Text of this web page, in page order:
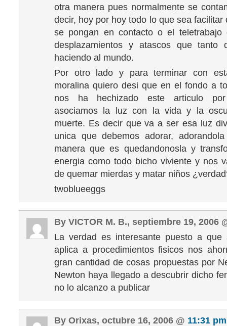
otra manera pues normalmente se
decir, hoy por hoy todo lo que sea facilitar
se pongan en contacto o el teletrabajo
desplazamientos y atascos que tanto
haciendo al mundo.
Por otro lado y para terminar con
moralina quiero desi que en el fondo a
nos ha hechizado este articulo
asociamos la luz con la vida y la
muerte. Es decir que va a ser esa luz
unica que debemos adorar,
manera que es quedandonosla y
energia como todo bicho viviente y nos
de quemar mierdas y matar niños
twoblueeggs
By VICTOR M. B., septiembre 19, 2006
La verdad es interesante puesto a
aplica a procedimientos fisicos nos
gran cantidad de cosas propuestas por
Newton haya llegado a descubrir dicho
no lo alcanzo a publicar
By Orixas, octubre 16, 2006 @ 11:31 pm